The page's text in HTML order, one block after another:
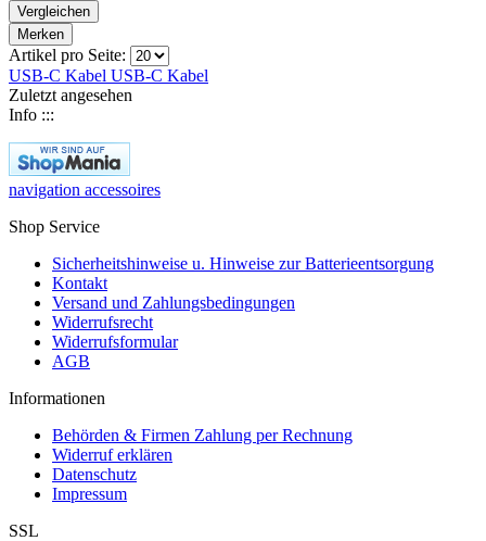
Vergleichen
Merken
Artikel pro Seite:
USB-C Kabel USB-C Kabel
Zuletzt angesehen
Info :::
navigation accessoires
Shop Service
Sicherheitshinweise u. Hinweise zur Batterieentsorgung
Kontakt
Versand und Zahlungsbedingungen
Widerrufsrecht
Widerrufsformular
AGB
Informationen
Behörden & Firmen Zahlung per Rechnung
Widerruf erklären
Datenschutz
Impressum
SSL